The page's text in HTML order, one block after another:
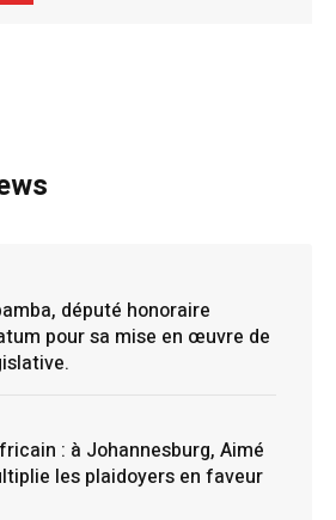
député honoraire
pour sa mise en œuvre de
: à Johannesburg, Aimé
les plaidoyers en faveur